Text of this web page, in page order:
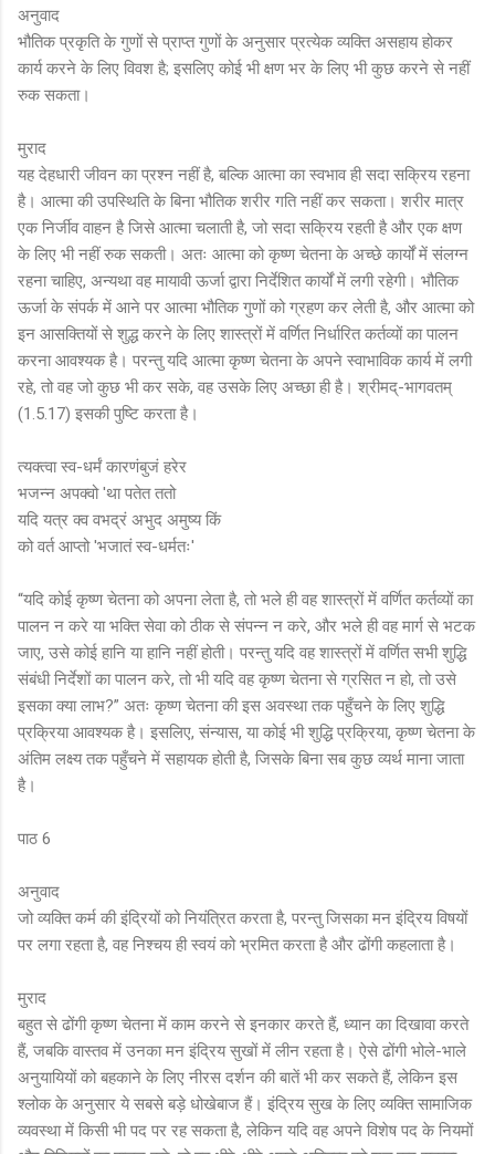
अनुवाद
भौतिक प्रकृति के गुणों से प्राप्त गुणों के अनुसार प्रत्येक व्यक्ति असहाय होकर
कार्य करने के लिए विवश है; इसलिए कोई भी क्षण भर के लिए भी कुछ करने से नहीं
रुक सकता।
मुराद
यह देहधारी जीवन का प्रश्न नहीं है, बल्कि आत्मा का स्वभाव ही सदा सक्रिय रहना
है। आत्मा की उपस्थिति के बिना भौतिक शरीर गति नहीं कर सकता। शरीर मात्र
एक निर्जीव वाहन है जिसे आत्मा चलाती है, जो सदा सक्रिय रहती है और एक क्षण
के लिए भी नहीं रुक सकती। अतः आत्मा को कृष्ण चेतना के अच्छे कार्यों में संलग्न
रहना चाहिए, अन्यथा वह मायावी ऊर्जा द्वारा निर्देशित कार्यों में लगी रहेगी। भौतिक
ऊर्जा के संपर्क में आने पर आत्मा भौतिक गुणों को ग्रहण कर लेती है, और आत्मा को
इन आसक्तियों से शुद्ध करने के लिए शास्त्रों में वर्णित निर्धारित कर्तव्यों का पालन
करना आवश्यक है। परन्तु यदि आत्मा कृष्ण चेतना के अपने स्वाभाविक कार्य में लगी
रहे, तो वह जो कुछ भी कर सके, वह उसके लिए अच्छा ही है। श्रीमद्-भागवतम्
(1.5.17) इसकी पुष्टि करता है।
त्यक्त्वा स्व-धर्मं कारणंबुजं हरेर
भजन्न अपक्वो 'था पतेत ततो
यदि यत्र क्व वभद्रं अभुद अमुष्य किं
को वर्त आप्तो 'भजातं स्व-धर्मतः'
“यदि कोई कृष्ण चेतना को अपना लेता है, तो भले ही वह शास्त्रों में वर्णित कर्तव्यों का
पालन न करे या भक्ति सेवा को ठीक से संपन्न न करे, और भले ही वह मार्ग से भटक
जाए, उसे कोई हानि या हानि नहीं होती। परन्तु यदि वह शास्त्रों में वर्णित सभी शुद्धि
संबंधी निर्देशों का पालन करे, तो भी यदि वह कृष्ण चेतना से ग्रसित न हो, तो उसे
इसका क्या लाभ?” अतः कृष्ण चेतना की इस अवस्था तक पहुँचने के लिए शुद्धि
प्रक्रिया आवश्यक है। इसलिए, संन्यास, या कोई भी शुद्धि प्रक्रिया, कृष्ण चेतना के
अंतिम लक्ष्य तक पहुँचने में सहायक होती है, जिसके बिना सब कुछ व्यर्थ माना जाता
है।
पाठ 6
अनुवाद
जो व्यक्ति कर्म की इंद्रियों को नियंत्रित करता है, परन्तु जिसका मन इंद्रिय विषयों
पर लगा रहता है, वह निश्चय ही स्वयं को भ्रमित करता है और ढोंगी कहलाता है।
मुराद
बहुत से ढोंगी कृष्ण चेतना में काम करने से इनकार करते हैं, ध्यान का दिखावा करते
हैं, जबकि वास्तव में उनका मन इंद्रिय सुखों में लीन रहता है। ऐसे ढोंगी भोले-भाले
अनुयायियों को बहकाने के लिए नीरस दर्शन की बातें भी कर सकते हैं, लेकिन इस
श्लोक के अनुसार ये सबसे बड़े धोखेबाज हैं। इंद्रिय सुख के लिए व्यक्ति सामाजिक
व्यवस्था में किसी भी पद पर रह सकता है, लेकिन यदि वह अपने विशेष पद के नियमों